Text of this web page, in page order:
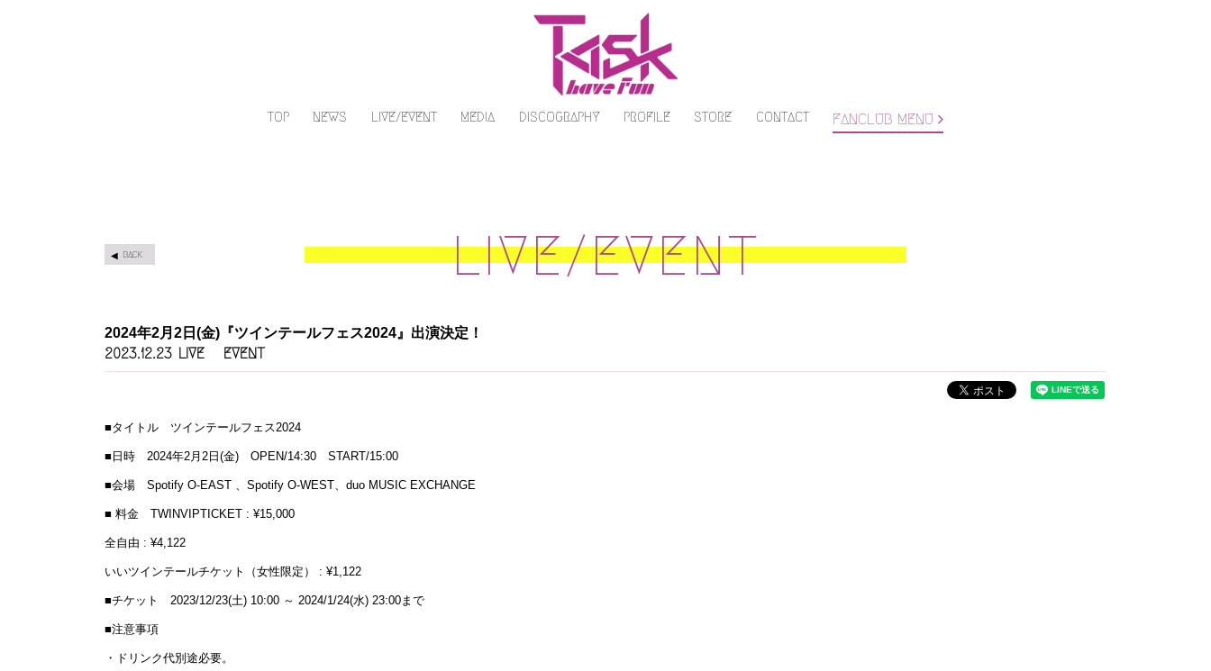
TOP NEWS LIVE/EVENT MEDIA DISCOGRAPHY PROFILE STORE CONTACT FANCLUB MENU
LIVE/EVENT
BACK
2024年2月2日(金)『ツインテールフェス2024』出演決定！
2023.12.23 LIVE EVENT
■タイトル ツインテールフェス2024
■日時 2024年2月2日(金) OPEN/14:30 START/15:00
■会場 Spotify O-EAST 、Spotify O-WEST、duo MUSIC EXCHANGE
■ 料金 TWINVIPTICKET : ¥15,000
全自由 : ¥4,122
いいツインテールチケット（女性限定） : ¥1,122
■チケット 2023/12/23(土) 10:00 ～ 2024/1/24(水) 23:00まで
■注意事項
・ドリンク代別途必要。